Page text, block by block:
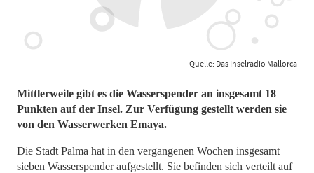
Quelle: Das Inselradio Mallorca
Mittlerweile gibt es die Wasserspender an insgesamt 18
Punkten auf der Insel. Zur Verfügung gestellt werden sie
von den Wasserwerken Emaya.
Die Stadt Palma hat in den vergangenen Wochen insgesamt
sieben Wasserspender aufgestellt. Sie befinden sich verteilt auf